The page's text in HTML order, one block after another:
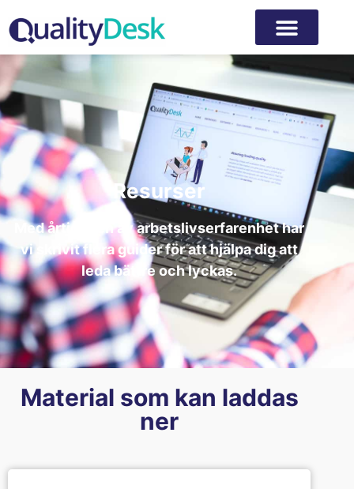
Resurser
Med årtionden av arbetslivserfarenhet har
vi skrivit flera guider för att hjälpa dig att
leda bättre och lyckas.
Material som kan laddas
ner